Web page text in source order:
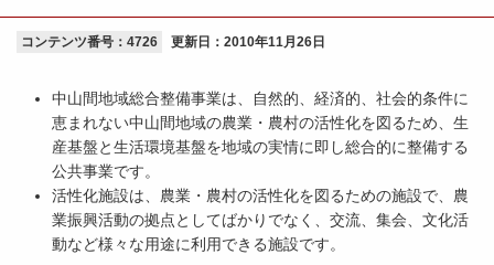
コンテンツ番号：4726 更新日： 2010年11月26日
中山間地域総合整備事業は、自然的、経済的、社会的条件に
恵まれない中山間地域の農業・農村の活性化を図るため、生
産基盤と生活環境基盤を地域の実情に即し総合的に整備する
公共事業です。
活性化施設は、農業・農村の活性化を図るための施設で、農
業振興活動の拠点としてばかりでなく、交流、集会、文化活
動など様々な用途に利用できる施設です。